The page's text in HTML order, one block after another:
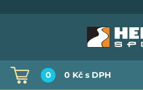
0 0 Kč s DPH